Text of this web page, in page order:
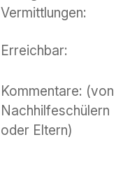
Vermittlungen:
Erreichbar:
Kommentare: (von
Nachhilfeschülern
oder Eltern)